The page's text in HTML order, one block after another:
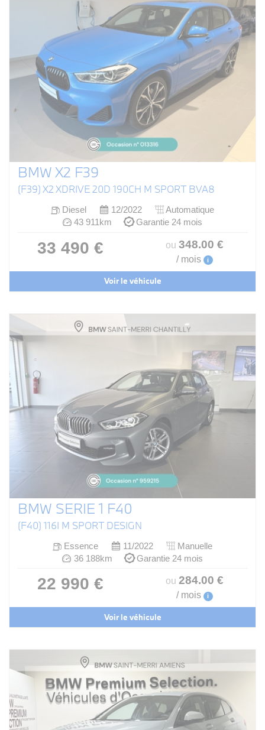
BMW X2 F39
(F39) X2 XDRIVE 20D 190CH M SPORT BVA8
Diesel 12/2022
Automatique
43 911km
Garantie 24 mois
33 490 € ou 348.00 €
/ mois i
Voir le véhicule
BMW SERIE 1 F40
(F40) 116I M SPORT DESIGN
Essence 11/2022
Manuelle
36 188km
Garantie 24 mois
22 990 € ou 284.00 €
/ mois i
Voir le véhicule